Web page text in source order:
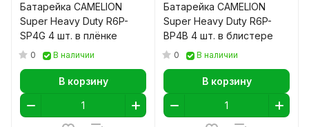
Батарейка CAMELION
Super Heavy Duty R6P-
SP4G 4 шт. в плёнке
0 В наличии
В корзину
Батарейка CAMELION
Super Heavy Duty R6P-
BP4B 4 шт. в блистере
0 В наличии
В корзину